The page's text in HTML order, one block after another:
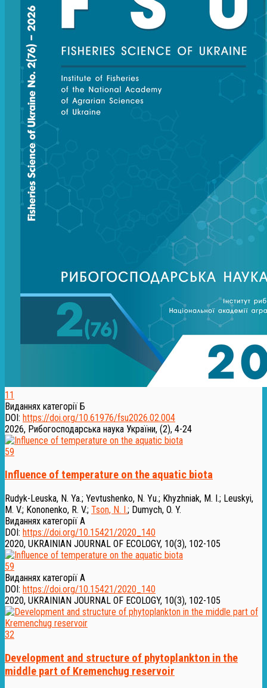
11
Виданнях категорії Б
DOI: https://doi.org/10.61976/fsu2026.02.004
2026, Рибогосподарська наука України, (2), 4-24
59
Influence of temperature on the aquatic biota
Rudyk-Leuska, N. Ya.; Yevtushenko, N. Yu.; Khyzhniak, M. I.; Leuskyi,
M. V.; Kononenko, R. V.; Tson, N. I.; Dumych, O. Y.
Виданнях категорії А
DOI: https://doi.org/10.15421/2020_140
2020, UKRAINIAN JOURNAL OF ECOLOGY, 10(3), 102-105
59
Виданнях категорії А
DOI: https://doi.org/10.15421/2020_140
2020, UKRAINIAN JOURNAL OF ECOLOGY, 10(3), 102-105
32
Development and structure of phytoplankton in the
middle part of Kremenchug reservoir